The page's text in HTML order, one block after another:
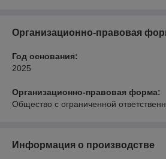
Организационно-правовая
Год основания:
2025
Организационно-правовая форма:
Общество с ограниченной
Информация о производстве